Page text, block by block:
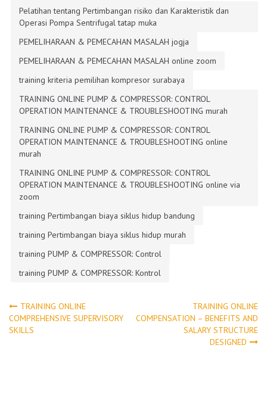
Pelatihan tentang Pertimbangan risiko dan Karakteristik dan
Operasi Pompa Sentrifugal tatap muka
PEMELIHARAAN & PEMECAHAN MASALAH jogja
PEMELIHARAAN & PEMECAHAN MASALAH online zoom
training kriteria pemilihan kompresor surabaya
TRAINING ONLINE PUMP & COMPRESSOR: CONTROL
OPERATION MAINTENANCE & TROUBLESHOOTING murah
TRAINING ONLINE PUMP & COMPRESSOR: CONTROL
OPERATION MAINTENANCE & TROUBLESHOOTING online
murah
TRAINING ONLINE PUMP & COMPRESSOR: CONTROL
OPERATION MAINTENANCE & TROUBLESHOOTING online via
zoom
training Pertimbangan biaya siklus hidup bandung
training Pertimbangan biaya siklus hidup murah
training PUMP & COMPRESSOR: Control
training PUMP & COMPRESSOR: Kontrol
Post
navigation
TRAINING ONLINE
COMPREHENSIVE SUPERVISORY
SKILLS
TRAINING ONLINE
COMPENSATION – BENEFITS AND
SALARY STRUCTURE
DESIGNED